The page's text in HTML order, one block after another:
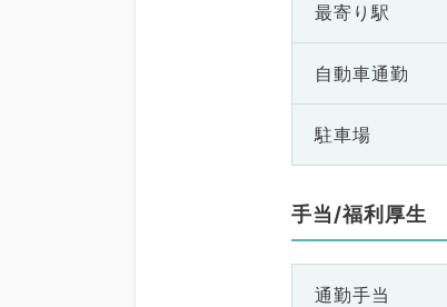
最寄り駅
自動車通勤
駐車場
手当/福利厚生
通勤手当